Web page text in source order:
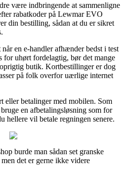
være indbringende at sammenligne
rabatkoder på Lewmar EVO
din bestilling, sådan at du er sikret
en e-handler afhænder bedst i test
for uhørt fordelagtig, bør det mange
butik. Kortbestillinger er dog
på folk overfor uærlige internet
eller betalinger med mobilen. Som
en afbetalingsløsning som for
hellere vil betale regningen senere.
burde man sådan set granske
det er gerne ikke videre